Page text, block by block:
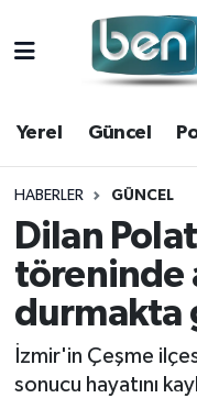
Yerel Güncel
HABERLER GÜNCEL
Dilan
töreninde
durmakta
İzmir'in Çeşme
sonucu hayatını
Yerel
Güncel
Politika
Spor
Ekonomi
Sağlık
Hava Durumu
Trafik Durumu
Süper Lig Puan
Tüm Manşetler
Son Dakika
Haber Arşivi